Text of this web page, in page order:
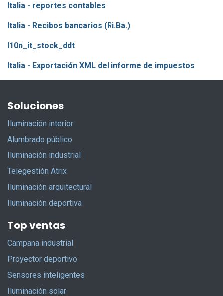
Italia - reportes contables
Italia - Recibos bancarios (Ri.Ba.)
l10n_it_stock_ddt
Italia - Exportación XML del informe de impuestos
Soluciones
Iluminación interior
Alumbrado público
Iluminación industrial
Telegestión Atrix
Iluminación arquitectural
Iluminación deportiva
Top ventas
Campana industrial
Proyector deportivo
Sensores inteligentes
Iluminación solar